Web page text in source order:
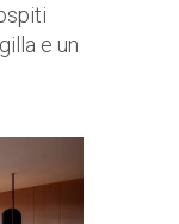
e un